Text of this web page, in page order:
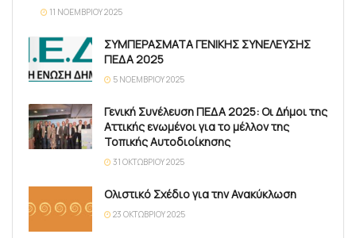
11 ΝΟΕΜΒΡΊΟΥ 2025
ΣΥΜΠΕΡΑΣΜΑΤΑ ΓΕΝΙΚΗΣ ΣΥΝΕΛΕΥΣΗΣ
ΠΕΔΑ 2025
5 ΝΟΕΜΒΡΊΟΥ 2025
Γενική Συνέλευση ΠΕΔΑ 2025: Οι Δήμοι της
Αττικής ενωμένοι για το μέλλον της
Τοπικής Αυτοδιοίκησης
31 ΟΚΤΩΒΡΊΟΥ 2025
Ολιστικό Σχέδιο για την Ανακύκλωση
23 ΟΚΤΩΒΡΊΟΥ 2025